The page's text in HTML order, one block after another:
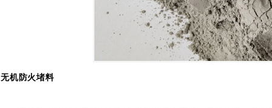
无机防火堵料